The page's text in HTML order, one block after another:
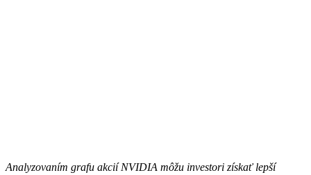
Analyzovaním grafu akcií NVIDIA môžu investori získať lepší